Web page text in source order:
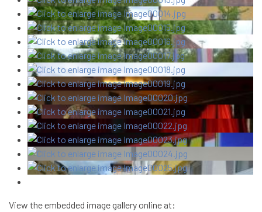
View the embedded image gallery online at: